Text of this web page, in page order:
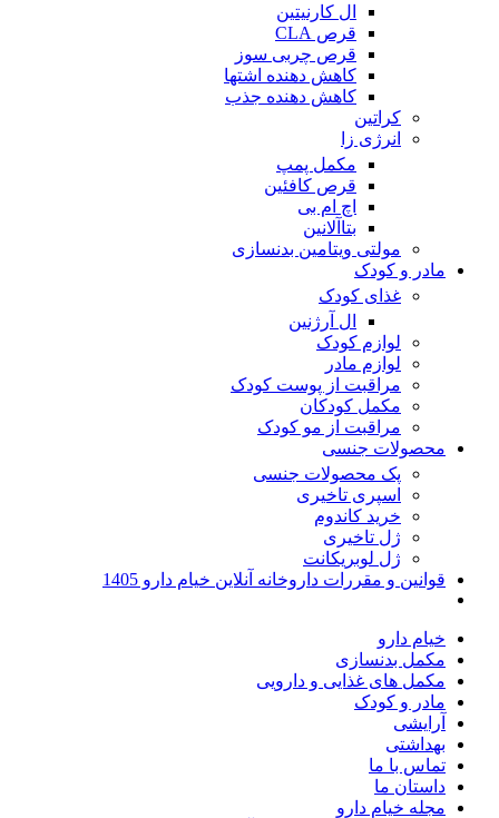
ال کارنیتین
قرص CLA
قرص چربی سوز
کاهش دهنده اشتها
کاهش دهنده جذب
کراتین
انرژی زا
مکمل پمپ
قرص کافئین
اچ ام بی
بتاآلانین
مولتی ویتامین بدنسازی
مادر و کودک
غذای کودک
ال آرژنین
لوازم کودک
لوازم مادر
مراقبت از پوست کودک
مکمل کودکان
مراقبت از مو کودک
محصولات جنسی
پک محصولات جنسی
اسپری تاخیری
خرید کاندوم
ژل تاخیری
ژل لوبریکانت
قوانین و مقررات داروخانه آنلاین خیام دارو 1405
خیام دارو
مکمل بدنسازی
مکمل های غذایی و دارویی
مادر و کودک
آرایشی
بهداشتی
تماس با ما
داستان ما
مجله خیام دارو